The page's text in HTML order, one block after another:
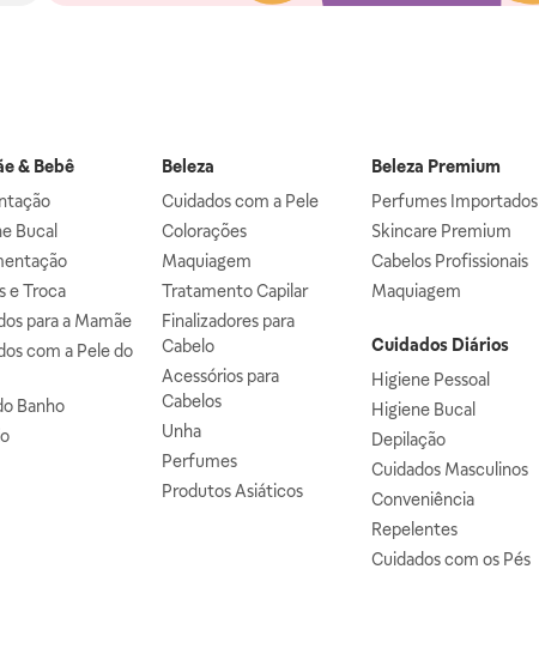
& Bebê
Bucal
e Troca
para a Mamãe
com a Pele do
Banho
Beleza
Cuidados com a Pele
Colorações
Maquiagem
Tratamento Capilar
Finalizadores para
Cabelo
Acessórios para
Cabelos
Unha
Perfumes
Produtos Asiáticos
Beleza Premium
Perfumes Importados
Skincare Premium
Cabelos Profissionais
Maquiagem
Cuidados Diários
Higiene Pessoal
Higiene Bucal
Depilação
Cuidados Masculinos
Conveniência
Repelentes
Cuidados com os Pés